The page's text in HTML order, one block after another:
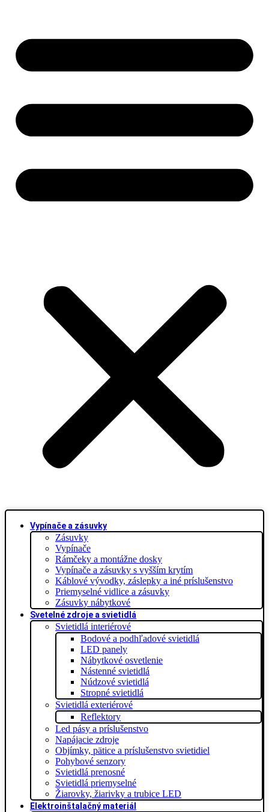
Vypínače a zásuvky
Zásuvky
Vypínače
Rámčeky a montážne dosky
Vypínače a zásuvky s vyšším krytím
Káblové vývodky, záslepky a iné príslušenstvo
Priemyselné vidlice a zásuvky
Zásuvky nábytkové
Svetelné zdroje a svietidlá
Svietidlá interiérové
Bodové a podhľadové svietidlá
LED panely
Nábytkové osvetlenie
Nástenné svietidlá
Núdzové svietidlá
Stropné svietidlá
Svietidlá exteriérové
Reflektory
Led pásy a príslušenstvo
Napájacie zdroje
Objímky, pätice a príslušenstvo svietidiel
Pohybové senzory
Svietidlá prenosné
Svietidlá priemyselné
Žiarovky, žiarivky a trubice LED
Elektroinštalačný materiál